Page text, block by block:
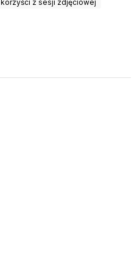
korzyści z sesji zdjęciowej